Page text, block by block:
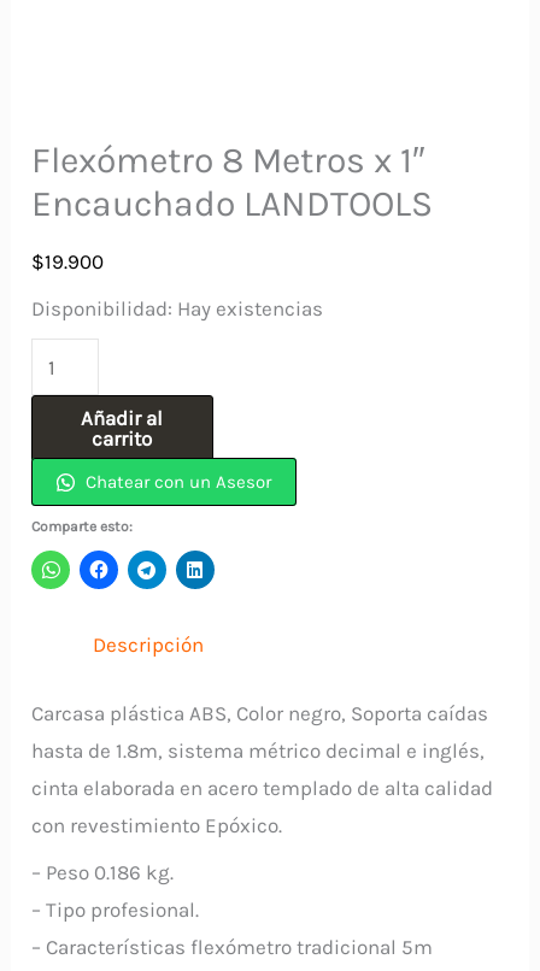
Flexómetro 8 Metros x 1″
Encauchado LANDTOOLS
$19.900
Disponibilidad: Hay existencias
8
Metros
x
1"
Encauchado
LANDTOOLS
Añadir al
carrito
Chatear con un Asesor
Comparte esto:
Descripción
Carcasa plástica ABS, Color negro, Soporta caídas
hasta de 1.8m, sistema métrico decimal e inglés,
cinta elaborada en acero templado de alta calidad
con revestimiento Epóxico.
– Peso 0.186 kg.
– Tipo profesional.
– Características flexómetro tradicional 5m